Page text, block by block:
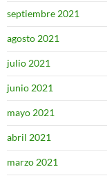
septiembre 2021
agosto 2021
julio 2021
junio 2021
mayo 2021
abril 2021
marzo 2021